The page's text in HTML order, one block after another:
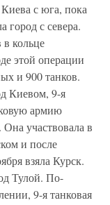
с юга, пока
город с севера.
кольце
этой операции
и 900 танков.
Киевом, 9-я
армию
участвовала в
и после
взяла Курск.
Тулой. По-
9-я танковая